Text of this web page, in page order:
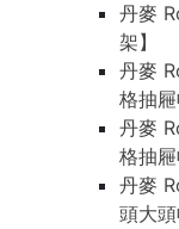
丹麥
架】
丹麥
格抽屜
丹麥
格抽屜
丹麥
頭大頭